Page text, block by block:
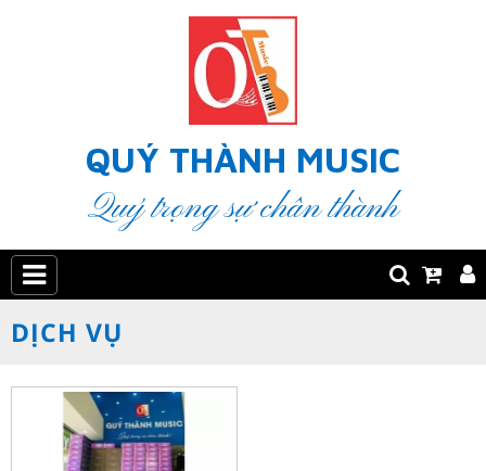
QUÝ THÀNH MUSIC
Quý trọng sự chân thành
DỊCH VỤ